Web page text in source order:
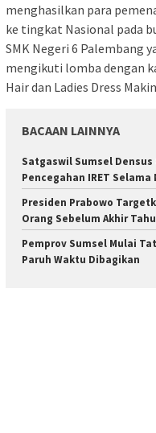
menghasilkan para
ke tingkat Nasional pada
SMK Negeri 6 Palembang
mengikuti lomba dengan
Hair dan Ladies Dress
BACAAN LAINNYA
Satgaswil Sumsel Densus
Pencegahan IRET Selama
Presiden Prabowo
Orang Sebelum Akhir
Pemprov Sumsel Mulai
Paruh Waktu Dibagikan